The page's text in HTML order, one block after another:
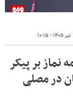
نماز بر پیکر
در مصلی